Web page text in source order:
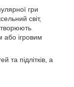
гри
світ,
або ігровим
та підлітків, а